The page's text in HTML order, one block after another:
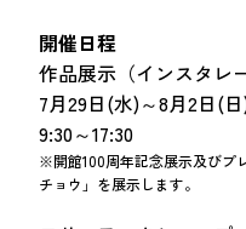
開催日程
作品展示（インスタレ
7月29日(水)～8月2日(
9:30～17:30
※開館100周年記念展示及びプ
チョウ」を展示します。